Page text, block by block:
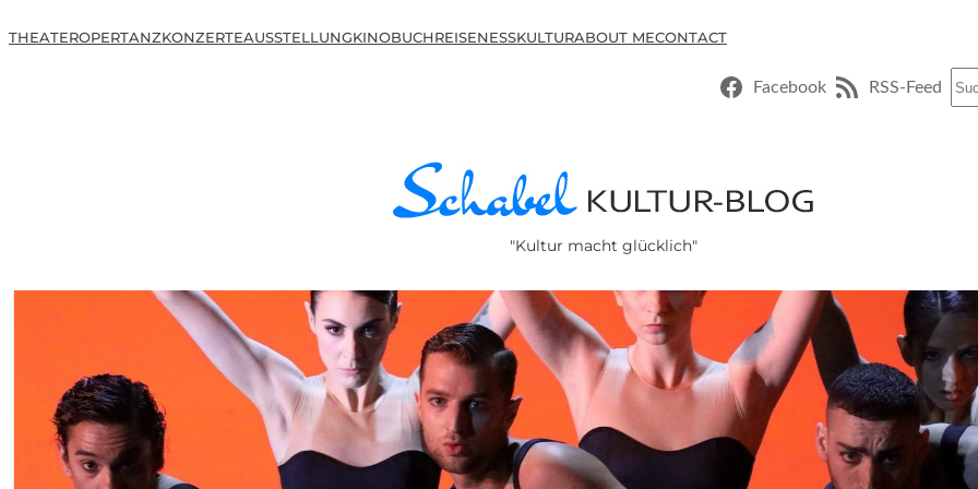
THEATEROPERTANZKONZERTEAUSSTELLUNGKINOBUCHREISENESSKULTURABOUT MECONTACT
Facebook RSS-Feed
"Kultur macht glücklich"